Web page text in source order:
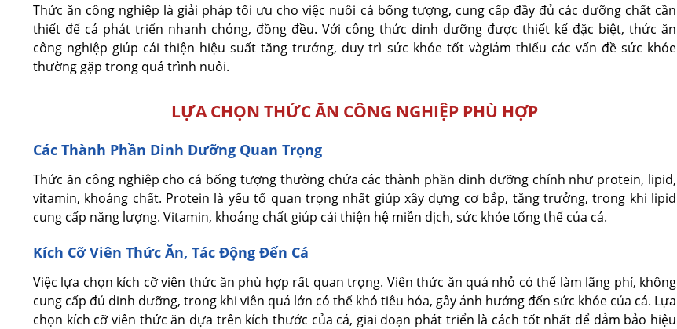
Thức ăn công nghiệp là giải pháp tối ưu cho việc nuôi cá bống tượng, cung cấp đầy đủ các dưỡng chất cần
thiết để cá phát triển nhanh chóng, đồng đều. Với công thức dinh dưỡng được thiết kế đặc biệt, thức ăn
công nghiệp giúp cải thiện hiệu suất tăng trưởng, duy trì sức khỏe tốt vàgiảm thiểu các vấn đề sức khỏe
thường gặp trong quá trình nuôi.
LỰA CHỌN THỨC ĂN CÔNG NGHIỆP PHÙ HỢP
Các Thành Phần Dinh Dưỡng Quan Trọng
Thức ăn công nghiệp cho cá bống tượng thường chứa các thành phần dinh dưỡng chính như protein, lipid,
vitamin, khoáng chất. Protein là yếu tố quan trọng nhất giúp xây dựng cơ bắp, tăng trưởng, trong khi lipid
cung cấp năng lượng. Vitamin, khoáng chất giúp cải thiện hệ miễn dịch, sức khỏe tổng thể của cá.
Kích Cỡ Viên Thức Ăn, Tác Động Đến Cá
Việc lựa chọn kích cỡ viên thức ăn phù hợp rất quan trọng. Viên thức ăn quá nhỏ có thể làm lãng phí, không
cung cấp đủ dinh dưỡng, trong khi viên quá lớn có thể khó tiêu hóa, gây ảnh hưởng đến sức khỏe của cá. Lựa
chọn kích cỡ viên thức ăn dựa trên kích thước của cá, giai đoạn phát triển là cách tốt nhất để đảm bảo hiệu